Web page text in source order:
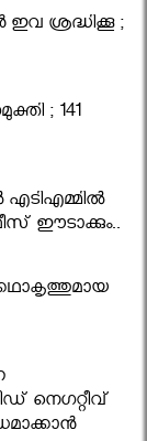
ഇവ ശ്രദ്ധിക്കൂ ;
; 141
ഈടാക്കും..
നെഗറ്റീവ്